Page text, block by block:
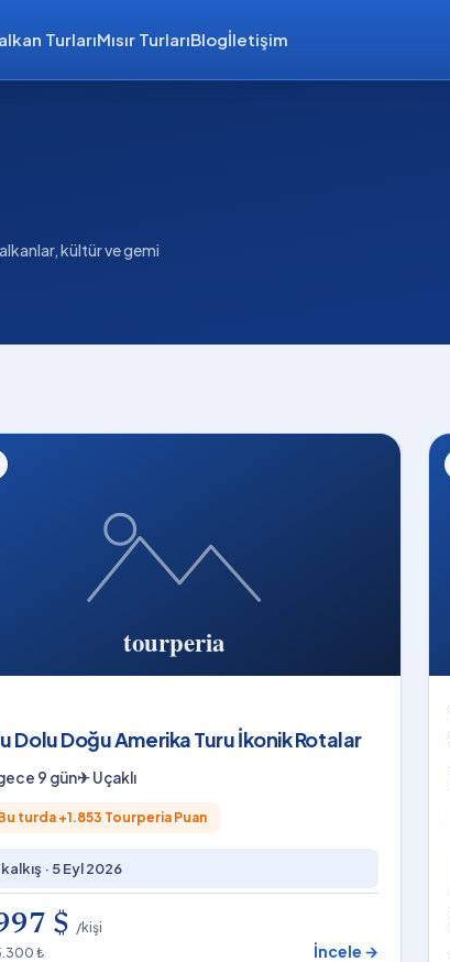
TurlarıMısır TurlarıBlogİletişim
kültür ve gemi
Dolu Doğu Amerika Turu İkonik Rotalar
9 gün✈Uçaklı
turda +1.853 Tourperia Puan
· 5 Eyl 2026
$ /kişi
₺
İncele →